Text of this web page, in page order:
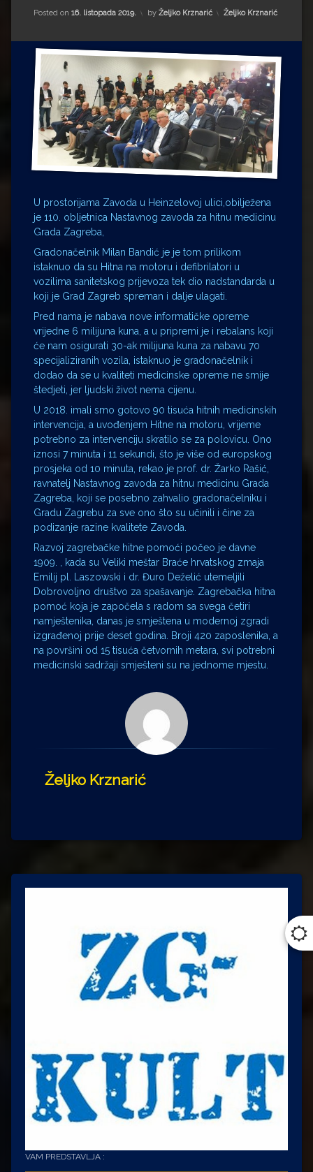
Matea Andrić
Ljiljana Lekanić-Kljaić
Željko Krznarić
Mario Lovreković
Miroslav Šantek
Posted on 16. listopada 2019. by Željko Krznarić Kategorije:
Željko Krznarić
U prostorijama Zavoda u Heinzelovoj ulici,obilježena
je 110. obljetnica Nastavnog zavoda za hitnu medicinu
Grada Zagreba,
Gradonačelnik Milan Bandić je je tom prilikom
istaknuo da su Hitna na motoru i defibrilatori u
vozilima sanitetskog prijevoza tek dio nadstandarda u
koji je Grad Zagreb spreman i dalje ulagati.
Pred nama je nabava nove informatičke opreme
vrijedne 6 milijuna kuna, a u pripremi je i rebalans koji
će nam osigurati 30-ak milijuna kuna za nabavu 70
specijaliziranih vozila, istaknuo je gradonačelnik i
dodao da se u kvaliteti medicinske opreme ne smije
štedjeti, jer ljudski život nema cijenu.
U 2018. imali smo gotovo 90 tisuća hitnih medicinskih
intervencija, a uvođenjem Hitne na motoru, vrijeme
potrebno za intervenciju skratilo se za polovicu. Ono
iznosi 7 minuta i 11 sekundi, što je više od europskog
prosjeka od 10 minuta, rekao je prof. dr. Žarko Rašić,
ravnatelj Nastavnog zavoda za hitnu medicinu Grada
Zagreba, koji se posebno zahvalio gradonačelniku i
Gradu Zagrebu za sve ono što su učinili i čine za
podizanje razine kvalitete Zavoda.
Razvoj zagrebačke hitne pomoći počeo je davne
1909. , kada su Veliki meštar Braće hrvatskog zmaja
Emilij pl. Laszowski i dr. Đuro Deželić utemeljili
Dobrovoljno društvo za spašavanje. Zagrebačka hitna
pomoć koja je započela s radom sa svega četiri
namještenika, danas je smještena u modernoj zgradi
izgrađenoj prije deset godina. Broji 420 zaposlenika, a
na površini od 15 tisuća četvornih metara, svi potrebni
medicinski sadržaji smješteni su na jednome mjestu.
Željko Krznarić
VAM PREDSTAVLJA :